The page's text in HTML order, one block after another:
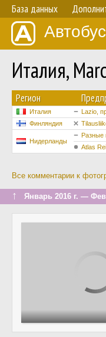
База данных
Италия,
Регион
Италия Lazio,
Финляндия
Нидерланды
Разные
Atlas
Все комментарии к
↑ Январь 2016 г. —